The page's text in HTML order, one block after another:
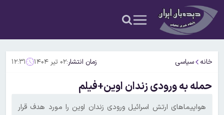
خانه سیاسی زمان انتشار:۰۲ تیر ۱۴۰۴ ۱۲:۳۱
حمله به ورودی زندان اوین+فیلم
هواپیماهای ارتش اسرائیل ورودی زندان اوین را مورد هدف قرار